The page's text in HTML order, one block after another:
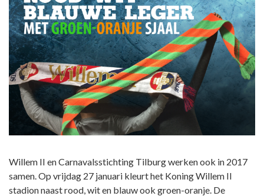
Willem II en Carnavalsstichting Tilburg werken ook in 2017
samen. Op vrijdag 27 januari kleurt het Koning Willem II
stadion naast rood, wit en blauw ook groen-oranje. De